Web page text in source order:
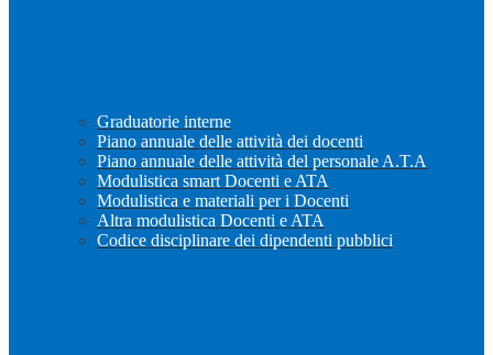
Graduatorie interne
Piano annuale delle attività dei docenti
Piano annuale delle attività del personale A.T.A
Modulistica smart Docenti e ATA
Modulistica e materiali per i Docenti
Altra modulistica Docenti e ATA
Codice disciplinare dei dipendenti pubblici